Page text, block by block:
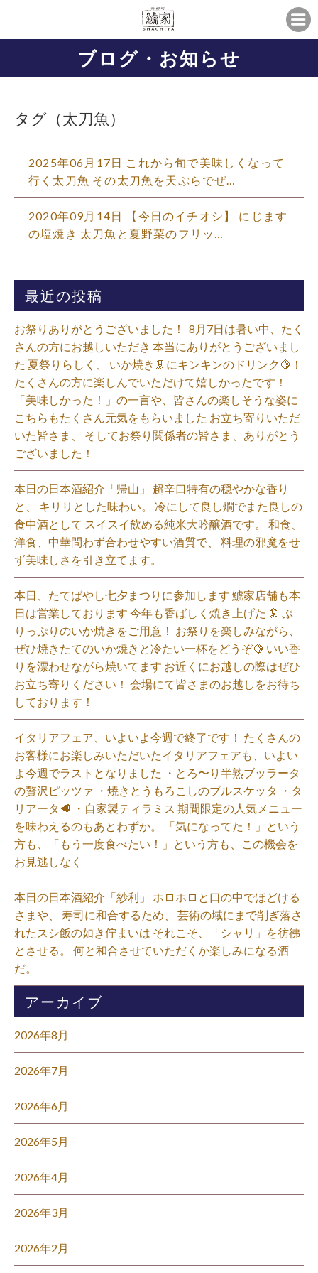
ブログ・お知らせ
タグ（太刀魚）
2025年06月17日 これから旬で美味しくなって
行く太刀魚 その太刀魚を天ぷらでぜ…
2020年09月14日 【今日のイチオシ】 にじます
の塩焼き 太刀魚と夏野菜のフリッ…
最近の投稿
お祭りありがとうございました！ ⁡ 8月7日は暑い中、たく
さんの方にお越しいただき 本当にありがとうございまし
た 夏祭りらしく、 いか焼き🦑にキンキンのドリンク🍋！
たくさんの方に楽しんでいただけて嬉しかったです！
「美味しかった！」の一言や、皆さんの楽しそうな姿に
こちらもたくさん元気をもらいました️ お立ち寄りいただ
いた皆さま、 そしてお祭り関係者の皆さま、ありがとう
ございました！⁡
本日の日本酒紹介「帰山」 超辛口特有の穏やかな香り
と、 キリリとした味わい。 冷にして良し燗でまた良しの
食中酒として スイスイ飲める純米大吟醸酒です。 和食、
洋食、中華問わず合わせやすい酒質で、 料理の邪魔をせ
ず美味しさを引き立てます。
本日、たてばやし七夕まつりに参加します 鯱家店舗も本
日は営業しております️ 今年も香ばしく焼き上げた 🦑 ぷ
りっぷりのいか焼きをご用意！ お祭りを楽しみながら、
ぜひ焼きたてのいか焼きと冷たい一杯をどうぞ🍋 いい香
りを漂わせながら焼いてます お近くにお越しの際はぜひ
お立ち寄りください！ 会場にて皆さまのお越しをお待ち
しております！
イタリアフェア、いよいよ今週で終了です！ たくさんの
お客様にお楽しみいただいたイタリアフェアも、いよい
よ今週でラストとなりました ・とろ〜り半熟ブッラータ
の贅沢ピッツァ ・焼きとうもろこしのブルスケッタ ・タ
リアータ🥩 ・自家製ティラミス 期間限定の人気メニュー
を味わえるのもあとわずか。 「気になってた！」という
方も、「もう一度食べたい！」という方も、この機会を
お見逃しなく⁡
本日の日本酒紹介「紗利」 ホロホロと口の中でほどける
さまや、 寿司に和合するため、 芸術の域にまで削ぎ落さ
れたスシ飯の如き佇まいは それこそ、「シャリ」を彷彿
とさせる。 何と和合させていただくか楽しみになる酒
だ。⁡
アーカイブ
2026年8月
2026年7月
2026年6月
2026年5月
2026年4月
2026年3月
2026年2月